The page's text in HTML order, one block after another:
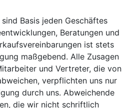
Basis jeden Geschäftes
Beratungen und
ist stets
maßgebend. Alle Zusagen
und Vertreter, die von
verpflichten uns nur
durch uns. Abweichende
die wir nicht schriftlich